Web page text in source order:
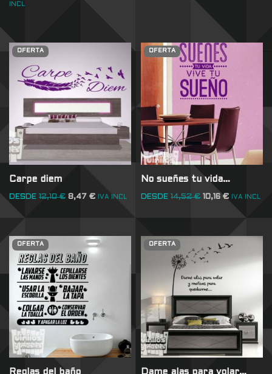
INCL
OFERTA
Carpe diem
DESDE 12,10€ 8,47 € IVA INCL
OFERTA
No sueñes tu vida…
DESDE 14,52€ 10,16€ IVA INCL
OFERTA OFERTA